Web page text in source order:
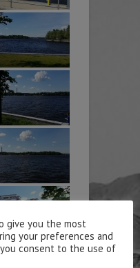
give you the most
your preferences and
you consent to the use of